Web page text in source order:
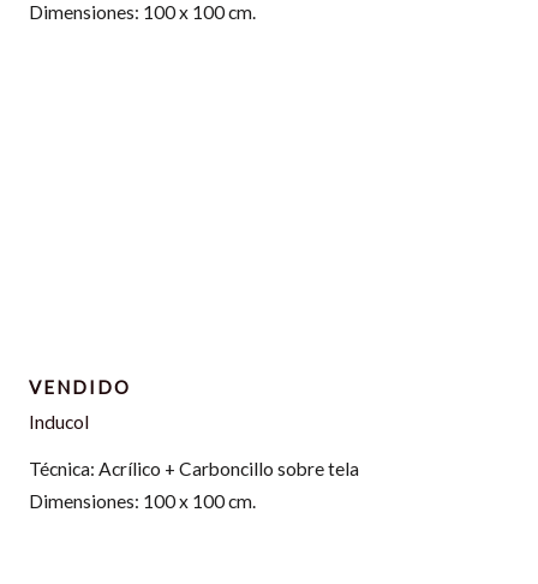
Dimensiones: 100 x 100 cm.
VENDIDO
Inducol
Técnica: Acrílico + Carboncillo sobre tela
Dimensiones: 100 x 100 cm.